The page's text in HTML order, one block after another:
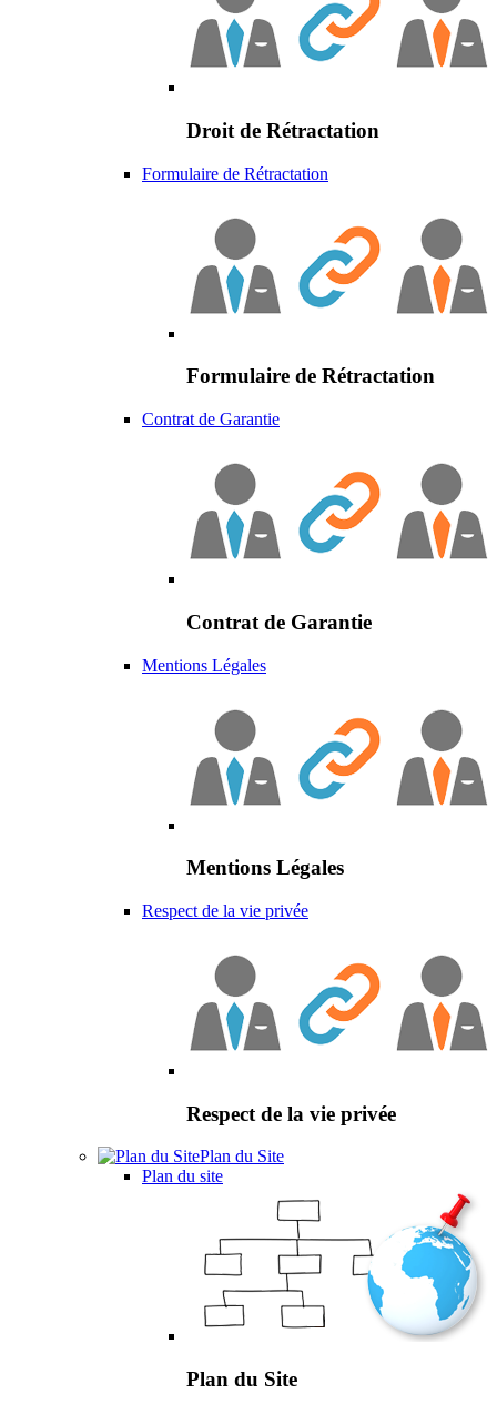
Droit de Rétractation
Formulaire de Rétractation
Formulaire de Rétractation
Contrat de Garantie
Contrat de Garantie
Mentions Légales
Mentions Légales
Respect de la vie privée
Respect de la vie privée
Plan du Site
Plan du site
Plan du Site